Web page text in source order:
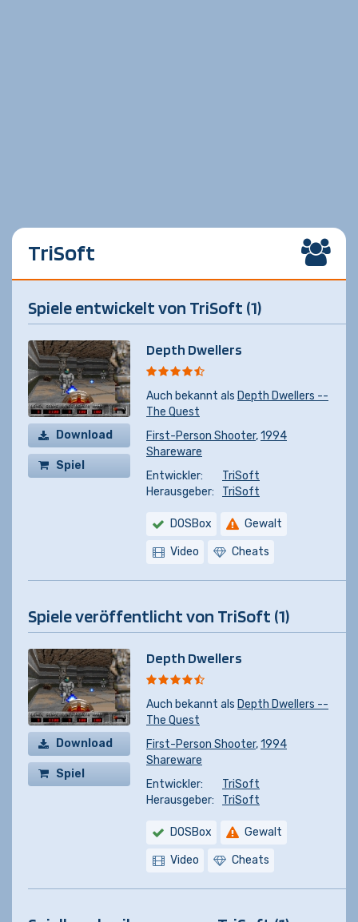
TriSoft
Spiele entwickelt von TriSoft (1)
Download
Spiel
Depth Dwellers
Auch bekannt als Depth Dwellers --
The Quest
First-Person Shooter,1994
Shareware
Entwickler:
TriSoft
Herausgeber:
TriSoft
DOSBox Gewalt
Video Cheats
Spiele veröffentlicht von TriSoft (1)
Download
Spiel
Depth Dwellers
Auch bekannt als Depth Dwellers --
The Quest
First-Person Shooter,1994
Shareware
Entwickler:
TriSoft
Herausgeber:
TriSoft
DOSBox Gewalt
Video Cheats